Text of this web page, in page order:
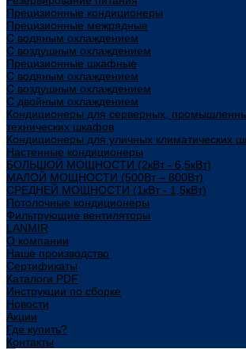
Прецизионные кондиционеры
Прецизионные межрядные
С водяным охлаждением
С воздушным охлаждением
Прецизионные шкафные
С водяным охлаждением
С воздушным охлаждением
С двойным охлаждением
Кондиционеры для серверных,
технических шкафов
Кондиционеры для уличных климатических
Настенные кондиционеры
БОЛЬШОЙ МОЩНОСТИ (2кВт - 6,5кВт)
МАЛОЙ МОЩНОСТИ (500Вт – 800Вт)
СРЕДНЕЙ МОЩНОСТИ (1кВт - 1,5кВт)
Потолочные кондиционеры
Фильтрующие вентиляторы
LANMIR
О компании
Наше производство
Сертификаты
Каталоги PDF
Инструкции по сборке
Новости
Акции
Где купить?
Контакты